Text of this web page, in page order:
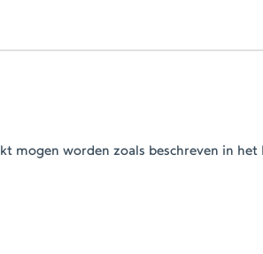
mogen worden zoals beschreven in het